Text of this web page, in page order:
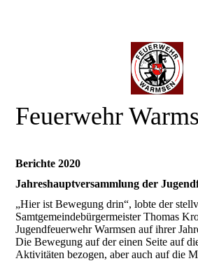
Feuerwehr
Berichte 2020
Jahreshauptversammlung der
„Hier ist Bewegung drin“, lobte der
Samtgemeindebürgermeister Thomas
Jugendfeuerwehr Warmsen auf ihrer
Die Bewegung auf der einen Seite auf
Aktivitäten bezogen, aber auch auf die